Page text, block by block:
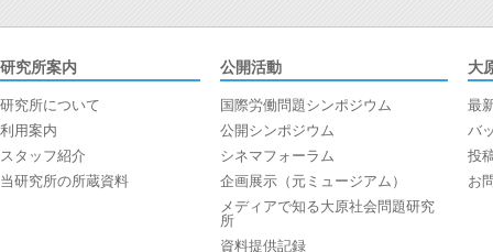
研究所案内
研究所について
利用案内
スタッフ紹介
当研究所の所蔵資料
公開活動
国際労働問題シンポジウム
公開シンポジウム
シネマフォーラム
企画展示（元ミュージアム）
メディアで知る大原社会問題研究
所
資料提供記録
大
最
バ
投
お